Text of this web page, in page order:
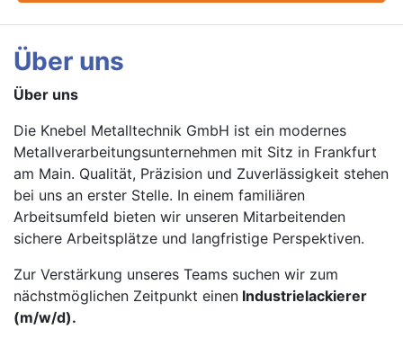
Über uns
Über uns
Die Knebel Metalltechnik GmbH ist ein modernes
Metallverarbeitungsunternehmen mit Sitz in Frankfurt
am Main. Qualität, Präzision und Zuverlässigkeit stehen
bei uns an erster Stelle. In einem familiären
Arbeitsumfeld bieten wir unseren Mitarbeitenden
sichere Arbeitsplätze und langfristige Perspektiven.
Zur Verstärkung unseres Teams suchen wir zum
nächstmöglichen Zeitpunkt einen Industrielackierer
(m/w/d).